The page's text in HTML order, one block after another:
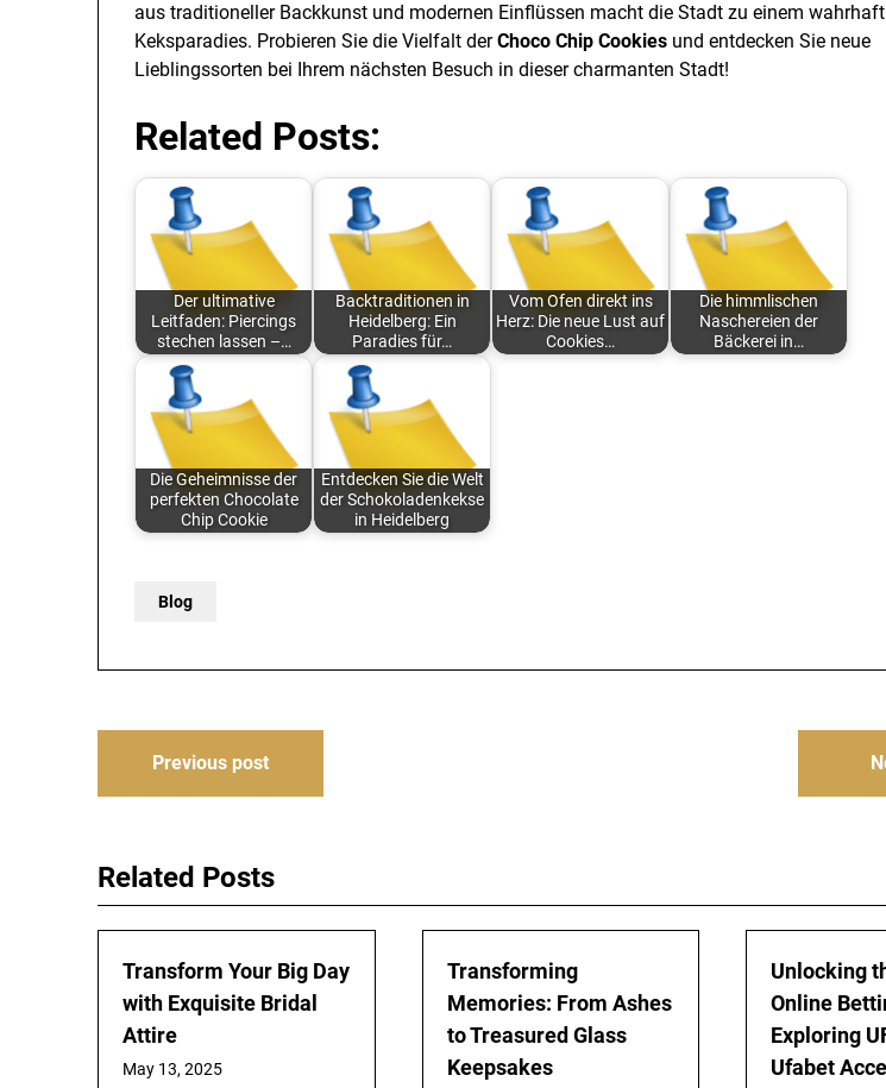
aus traditioneller Backkunst und modernen Einflüssen macht die Stadt zu einem
Keksparadies. Probieren Sie die Vielfalt derChoco Chip Cookies und entdecken Sie neue
Lieblingssorten bei Ihrem nächsten Besuch in dieser charmanten Stadt!
Related Posts:
Der ultimative
Leitfaden: Piercings
stechen lassen –…
Backtraditionen in
Heidelberg: Ein
Paradies für…
Vom Ofen direkt ins
Herz: Die neue Lust auf
Cookies…
Die himmlischen
Naschereien der
Bäckerei in…
Die Geheimnisse der
perfekten Chocolate
Chip Cookie
Entdecken Sie die Welt
der Schokoladenkekse
in Heidelberg
Blog
PostPrevious post
Related Posts
Transform Your Big Day
with Exquisite Bridal
Attire
May 13, 2025
Transforming
Memories: From Ashes
to Treasured Glass
Keepsakes
Unlocking
Online
Exploring
Ufabet